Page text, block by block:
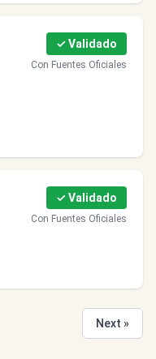
✓ Validado
Con Fuentes Oficiales
✓ Validado
Con Fuentes Oficiales
Next »